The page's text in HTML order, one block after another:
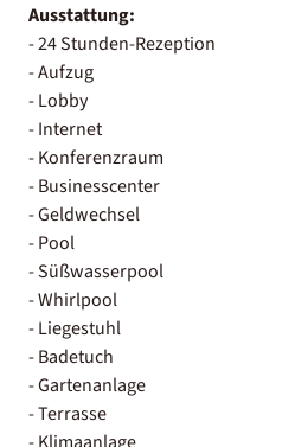
Ausstattung:
- 24 Stunden-Rezeption
- Aufzug
- Lobby
- Internet
- Konferenzraum
- Businesscenter
- Geldwechsel
- Pool
- Süßwasserpool
- Whirlpool
- Liegestuhl
- Badetuch
- Gartenanlage
- Terrasse